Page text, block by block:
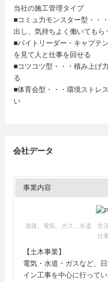
当社の施工管理タイプ
■コミュ力モンスター型・・
出し、気持ちよく働いてもら
■バイトリーダー・キャプテ
を見て人と仕事を回せる
■コツコツ型・・・積み上げ
る
■体育会型・・・環境ストレ
い
会社データ
事業内容
道路、電気、ガス、水道 生
仕
【土木事業】
電気・水道・ガスなど、
イン工事を中心に行ってい